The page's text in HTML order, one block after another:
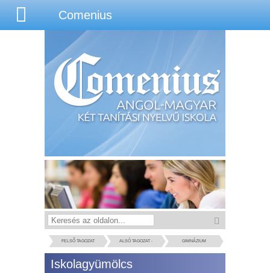
Comenius
FELSŐ TAGOZAT ALSÓ TAGOZAT -
ÓVODA
GIMNÁZIUM
Iskolagyümölcs